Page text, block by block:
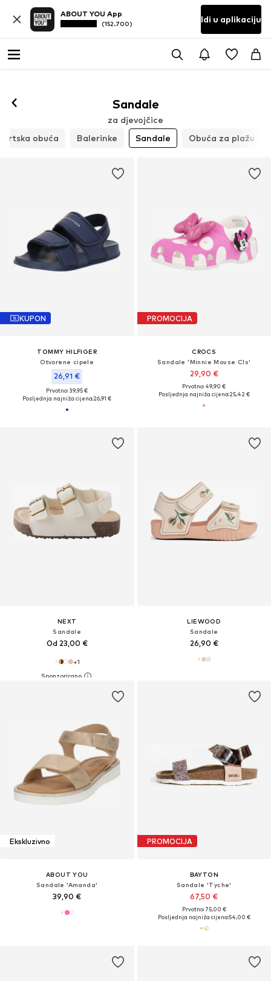
ABOUT YOU App
(152.700) Idi u aplikaciju
Sandale
za djevojčice
obuća
Balerinke Sandale Obuća za plažu
KUPON
TOMMY HILFIGER
Otvorene cipele
26,91 €
Prvotno: 39,95 €
Posljednja najniža cijena:26,91 €
PROMOCIJA
CROCS
Sandale 'Minnie Mouse Cls'
29,90 €
Prvotno: 49,90 €
Posljednja najniža cijena:25,42 €
NEXT
Sandale
Od 23,00 €
+1
LIEWOOD
Sandale
26,90 €
Ekskluzivno
ABOUT YOU
Sandale 'Amanda'
39,90 €
PROMOCIJA
BAYTON
Sandale 'Tyche'
67,50 €
Prvotno: 75,00 €
Posljednja najniža cijena:54,00 €